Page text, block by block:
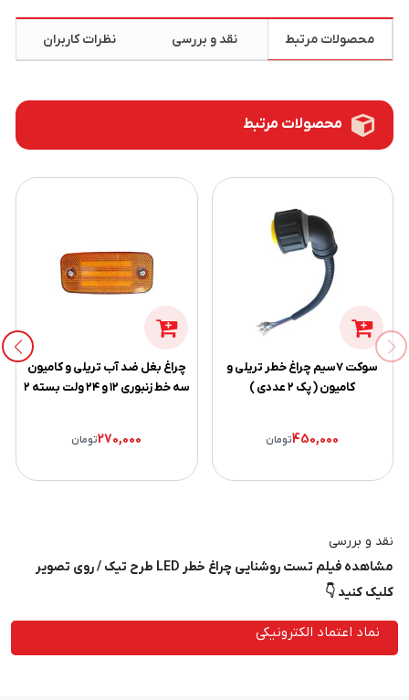
محصولات مرتبط نقد و بررسی نظرات کاربران
محصولات مرتبط
سوکت ۷سیم چراغ خطر تریلی و
کامیون ( پک ۲ عددی )
450,000تومان
چراغ بغل ضد آب تریلی و کامیون
سه خط زنبوری ۱۲ و ۲۴ ولت بسته ۲
270,000تومان
نقد و بررسی
مشاهده فیلم تست روشنایی چراغ خطر LED طرح تیک / روی تصویر
کلیک کنید 👇
نماد اعتماد الکترونیکی